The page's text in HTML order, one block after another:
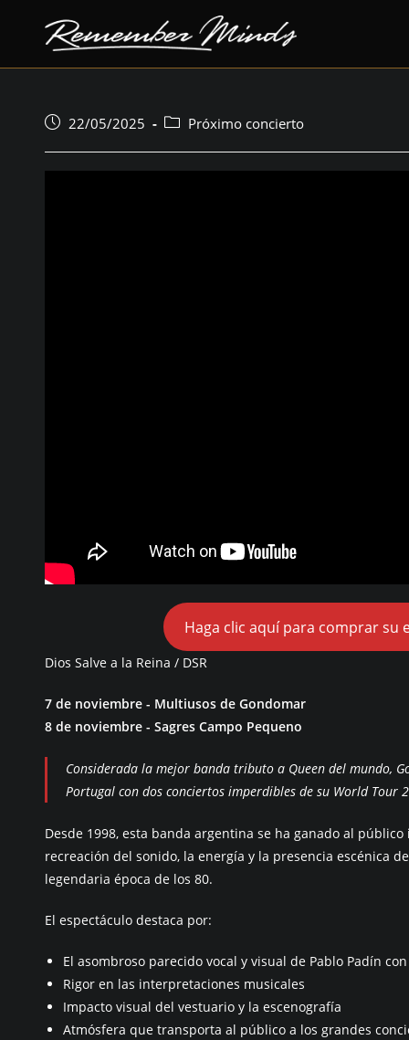
contenido
Puesto22/05/2025
Categoría
Próximo concierto
Haga clic aquí para comprar su
Dios Salve a la Reina / DSR
7 de noviembre - Multiusos de Gondomar
8 de noviembre - Sagres Campo Pequeno
Considerada la mejor banda tributo a Queen del mundo,
Portugal con dos conciertos imperdibles de su World Tour
Desde 1998, esta banda argentina se ha ganado al
recreación del sonido, la energía y la presencia escénica
legendaria época de los 80.
El espectáculo destaca por:
El asombroso parecido vocal y visual de Pablo Padín
Rigor en las interpretaciones musicales
Impacto visual del vestuario y la escenografía
Atmósfera que transporta al público a los grandes